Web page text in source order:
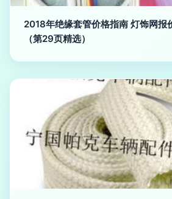
2018年绝缘套管价格指南 灯饰网报
（第29页精选）